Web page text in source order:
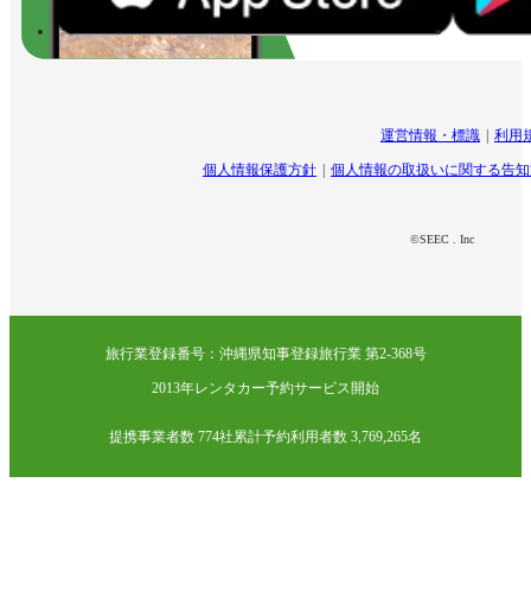
運営情報・標識 利用
個人情報保護方針 個人情報の取扱いに関する告
©SEEC . Inc
旅行業登録番号：沖縄県知事登録旅行業 第2-368号
2013年レンタカー予約サービス開始
提携事業者数 774社累計予約利用者数 3,769,265名